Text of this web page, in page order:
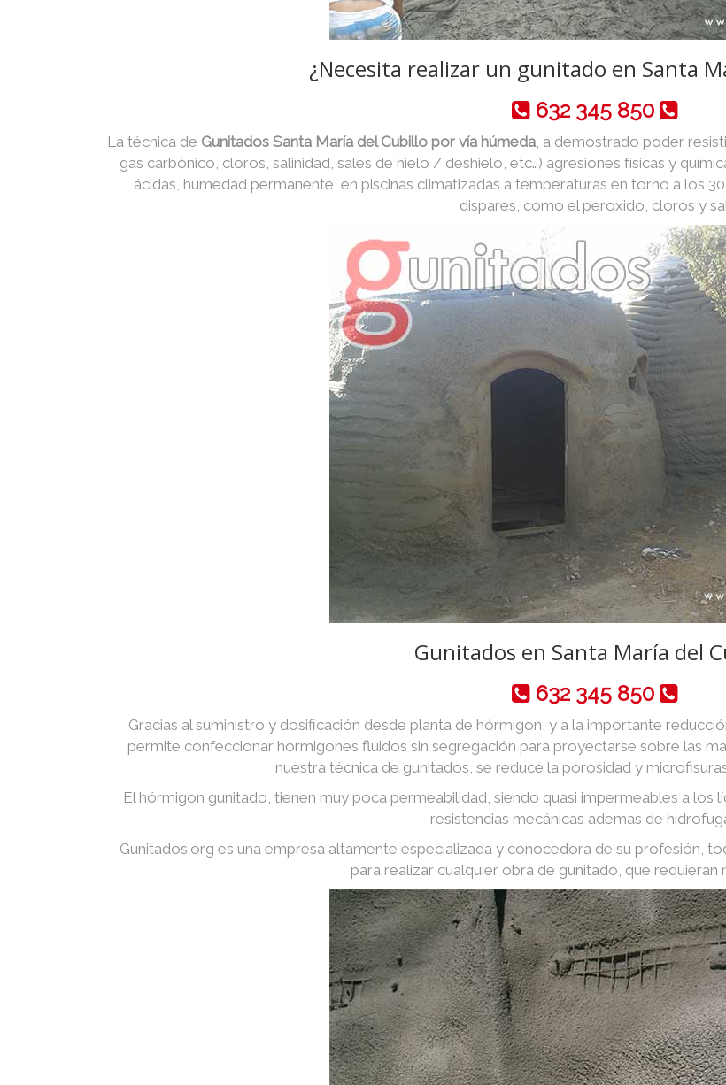
¿Necesita realizar un gunitado en Santa
632 345 850
La técnica de Gunitados Santa María del Cubillo por vía húmeda, a demostrado poder
gas carbónico, cloros, salinidad, sales de hielo / deshielo, etc…) agresiones físicas y
ácidas, humedad permanente, en piscinas climatizadas a temperaturas en torno a los
dispares, como el peroxido, cloros y
Gunitados en Santa María del
632 345 850
Gracias al suministro y dosificación desde planta de hórmigon, y a la importante
permite confeccionar hormigones fluidos sin segregación para proyectarse sobre las
nuestra técnica de gunitados, se reduce la porosidad y
El hórmigon gunitado, tienen muy poca permeabilidad, siendo quasi impermeables a
resistencias mecánicas ademas de
Gunitados.org es una empresa altamente especializada y conocedora de su profesión,
para realizar cualquier obra de gunitado, que requieran